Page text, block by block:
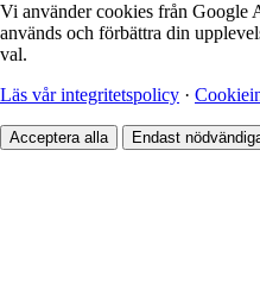
Vi använder cookies från Google
används och förbättra din
val.
Läs vår integritetspolicy ·
Acceptera alla Endast